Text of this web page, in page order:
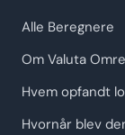
Alle Beregnere
Om Valuta
Hvem opfandt
Hvornår blev